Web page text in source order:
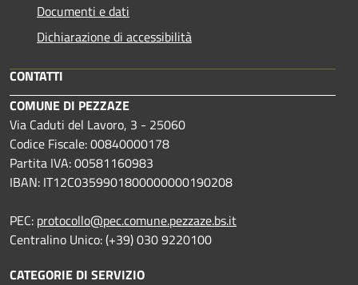
Documenti e dati
Dichiarazione di accessibilità
CONTATTI
COMUNE DI PEZZAZE
Via Caduti del Lavoro, 3 - 25060
Codice Fiscale: 00840000178
Partita IVA: 00581160983
IBAN: IT12C0359901800000000190208
PEC: protocollo@pec.comune.pezzaze.bs.it
Centralino Unico: (+39) 030 9220100
CATEGORIE DI SERVIZIO